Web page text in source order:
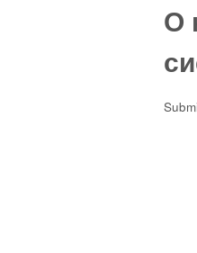
О